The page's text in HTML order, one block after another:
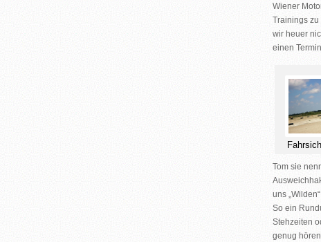
Wiener
Trainings
wir heuer
einen
Tom sie
uns
So ein
Stehzeiten
genug